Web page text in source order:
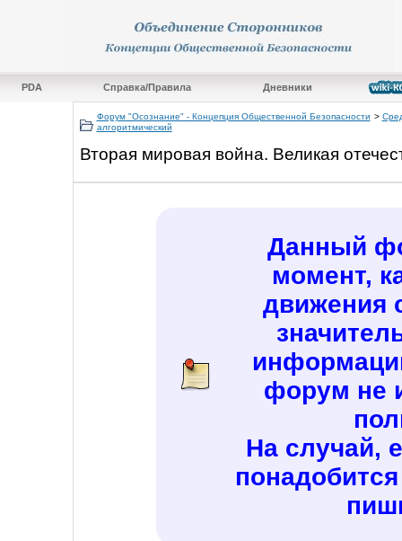
PDA Справка/Правила Дневники
Форум "Осознание" - Концепция Общественной Безопасности >
алгоритмический
Вторая мировая война. Великая
Данный
момент,
движения
форум не
На случай,